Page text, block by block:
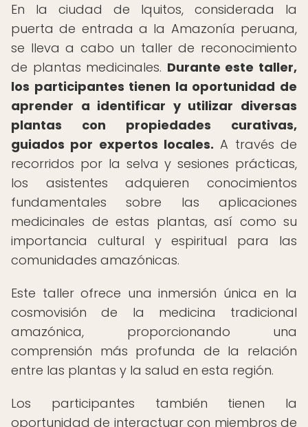
En la ciudad de Iquitos, considerada la
puerta de entrada a la Amazonía peruana,
se lleva a cabo un taller de reconocimiento
de plantas medicinales. Durante este taller,
los participantes tienen la oportunidad de
aprender a identificar y utilizar diversas
plantas con propiedades curativas,
guiados por expertos locales. A través de
recorridos por la selva y sesiones prácticas,
los asistentes adquieren conocimientos
fundamentales sobre las aplicaciones
medicinales de estas plantas, así como su
importancia cultural y espiritual para las
comunidades amazónicas.
Este taller ofrece una inmersión única en la
cosmovisión de la medicina tradicional
amazónica, proporcionando una
comprensión más profunda de la relación
entre las plantas y la salud en esta región.
Los participantes también tienen la
oportunidad de interactuar con miembros de